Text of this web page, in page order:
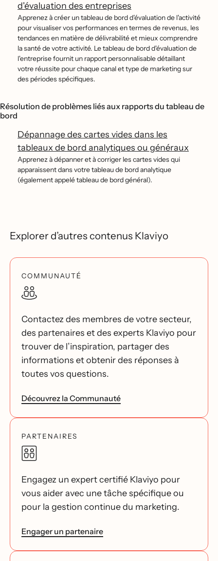
d'évaluation des entreprises
Apprenez à créer un tableau de bord d'évaluation de l'activité
pour visualiser vos performances en termes de revenus, les
tendances en matière de délivrabilité et mieux comprendre
la santé de votre activité. Le tableau de bord d'évaluation de
l'entreprise fournit un rapport personnalisable détaillant
votre réussite pour chaque canal et type de marketing sur
des périodes spécifiques.
Résolution de problèmes liés aux rapports du tableau de
bord
Dépannage des cartes vides dans les
tableaux de bord analytiques ou généraux
Apprenez à dépanner et à corriger les cartes vides qui
apparaissent dans votre tableau de bord analytique
(également appelé tableau de bord général).
Explorer d’autres contenus Klaviyo
COMMUNAUTÉ
Contactez des membres de votre secteur,
des partenaires et des experts Klaviyo pour
trouver de l’inspiration, partager des
informations et obtenir des réponses à
toutes vos questions.
Découvrez la Communauté
PARTENAIRES
Engagez un expert certifié Klaviyo pour
vous aider avec une tâche spécifique ou
pour la gestion continue du marketing.
Engager un partenaire